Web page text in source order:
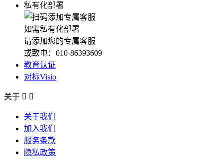
私有化部署
如需私有化部署
请添加您的专属客服
或致电：010-86393609
教育认证
对标Visio
关于  
关于我们
加入我们
服务条款
隐私政策